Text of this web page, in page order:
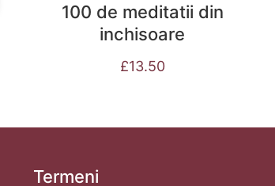
100 de meditatii din
inchisoare
£13.50
Termeni